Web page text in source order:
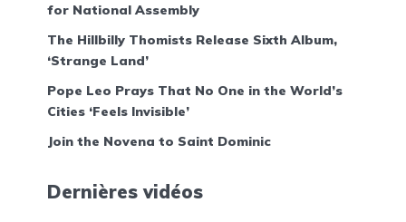
for National Assembly
The Hillbilly Thomists Release Sixth Album,
‘Strange Land’
Pope Leo Prays That No One in the World’s
Cities ‘Feels Invisible’
Join the Novena to Saint Dominic
Dernières vidéos